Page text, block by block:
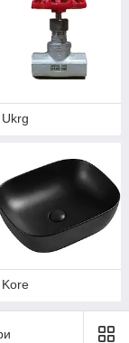
Ukrg
Kore